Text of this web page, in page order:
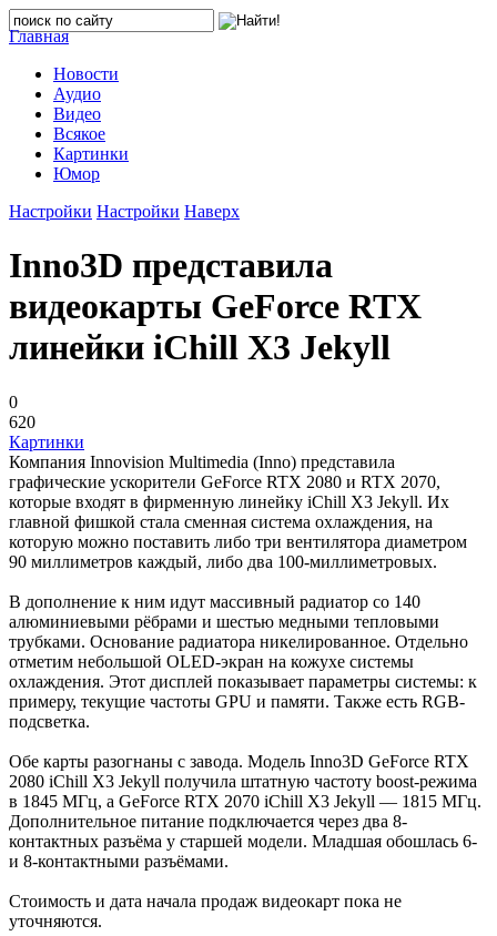
Главная
Новости
Аудио
Видео
Всякое
Картинки
Юмор
Настройки Настройки Наверх
Inno3D представила
видеокарты GeForce RTX
линейки iChill X3 Jekyll
0
620
Картинки
Компания Innovision Multimedia (Inno) представила
графические ускорители GeForce RTX 2080 и RTX 2070,
которые входят в фирменную линейку iChill X3 Jekyll. Их
главной фишкой стала сменная система охлаждения, на
которую можно поставить либо три вентилятора диаметром
90 миллиметров каждый, либо два 100-миллиметровых.
В дополнение к ним идут массивный радиатор со 140
алюминиевыми рёбрами и шестью медными тепловыми
трубками. Основание радиатора никелированное. Отдельно
отметим небольшой OLED-экран на кожухе системы
охлаждения. Этот дисплей показывает параметры системы: к
примеру, текущие частоты GPU и памяти. Также есть RGB-
подсветка.
Обе карты разогнаны с завода. Модель Inno3D GeForce RTX
2080 iChill X3 Jekyll получила штатную частоту boost-режима
в 1845 МГц, а GeForce RTX 2070 iChill X3 Jekyll — 1815 МГц.
Дополнительное питание подключается через два 8-
контактных разъёма у старшей модели. Младшая обошлась 6-
и 8-контактными разъёмами.
Стоимость и дата начала продаж видеокарт пока не
уточняются.